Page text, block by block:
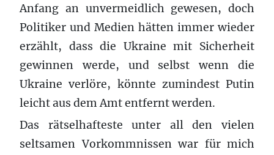
Anfang an unvermeidlich gewesen, doch
Politiker und Medien hätten immer wieder
erzählt, dass die Ukraine mit Sicherheit
gewinnen werde, und selbst wenn die
Ukraine verlöre, könnte zumindest Putin
leicht aus dem Amt entfernt werden.
Das rätselhafteste unter all den vielen
seltsamen Vorkommnissen war für mich